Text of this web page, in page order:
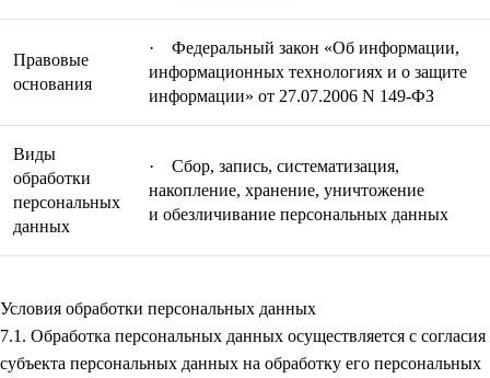
Правовые
основания
· Федеральный закон «Об информации,
информационных технологиях и о защите
информации» от 27.07.2006 N 149-ФЗ
Виды
обработки
персональных
данных
· Сбор, запись, систематизация,
накопление, хранение, уничтожение
и обезличивание персональных данных
Условия обработки персональных данных
7.1. Обработка персональных данных осуществляется с согласия
субъекта персональных данных на обработку его персональных